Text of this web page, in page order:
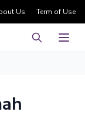
Us Term of Use
Pencarian